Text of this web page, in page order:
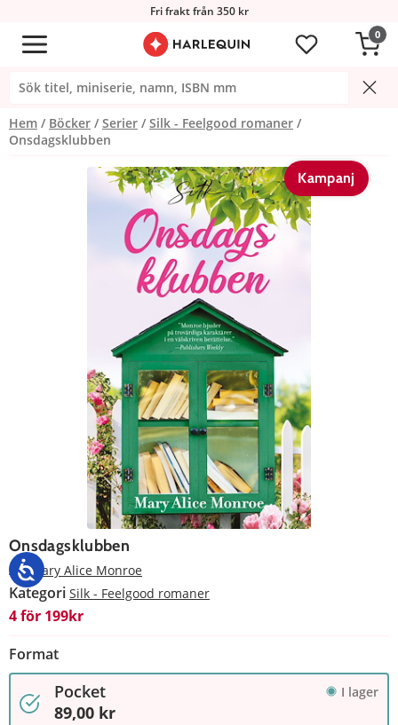
Fri frakt från 350 kr
0
Hem Böcker Serier
Silk - Feelgood romaner
Onsdagsklubben
Kampanj
Onsdagsklubben
AvMary Alice Monroe
Kategori Silk - Feelgood romaner
4 för 199kr
Format
Pocket I lager
89,00 kr